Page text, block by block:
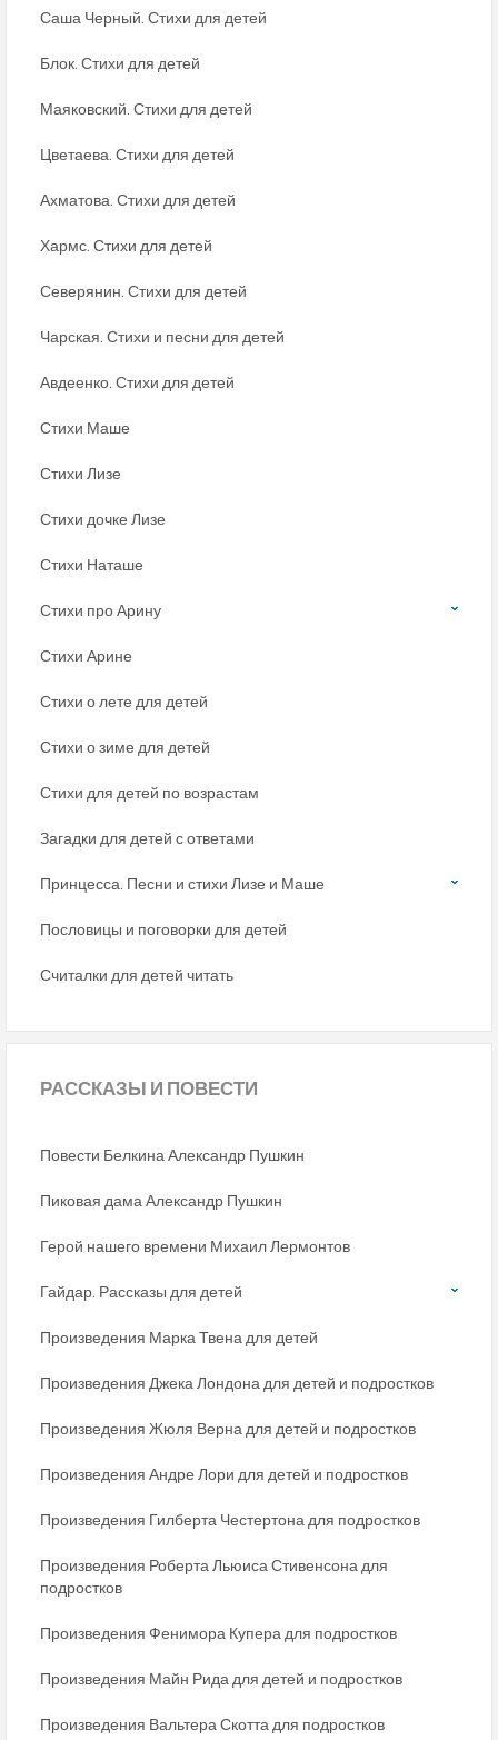
Саша Черный. Стихи для детей
Блок. Стихи для детей
Маяковский. Стихи для детей
Цветаева. Стихи для детей
Ахматова. Стихи для детей
Хармс. Стихи для детей
Северянин. Стихи для детей
Чарская. Стихи и песни для детей
Авдеенко. Стихи для детей
Стихи Маше
Стихи Лизе
Стихи дочке Лизе
Стихи Наташе
Стихи про Арину
Стихи Арине
Стихи о лете для детей
Стихи о зиме для детей
Стихи для детей по возрастам
Загадки для детей с ответами
Принцесса. Песни и стихи Лизе и Маше
Пословицы и поговорки для детей
Считалки для детей читать
РАССКАЗЫ И ПОВЕСТИ
Повести Белкина Александр Пушкин
Пиковая дама Александр Пушкин
Герой нашего времени Михаил Лермонтов
Гайдар. Рассказы для детей
Произведения Марка Твена для детей
Произведения Джека Лондона для детей и подростков
Произведения Жюля Верна для детей и подростков
Произведения Андре Лори для детей и подростков
Произведения Гилберта Честертона для подростков
Произведения Роберта Льюиса Стивенсона для
подростков
Произведения Фенимора Купера для подростков
Произведения Майн Рида для детей и подростков
Произведения Вальтера Скотта для подростков